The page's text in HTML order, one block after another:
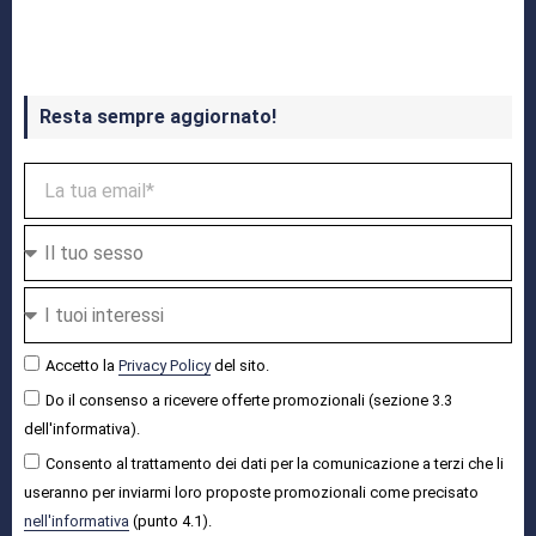
Resta sempre aggiornato!
Accetto la Privacy Policydel sito.
Do il consenso a ricevere offerte promozionali (sezione 3.3
dell'informativa).
Consento al trattamento dei dati per la comunicazione a terzi che li
useranno per inviarmi loro proposte promozionali come precisato
nell'informativa (punto 4.1).